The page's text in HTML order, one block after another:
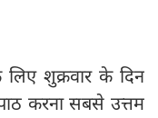
शुक्रवार के दिन
करना सबसे उत्तम